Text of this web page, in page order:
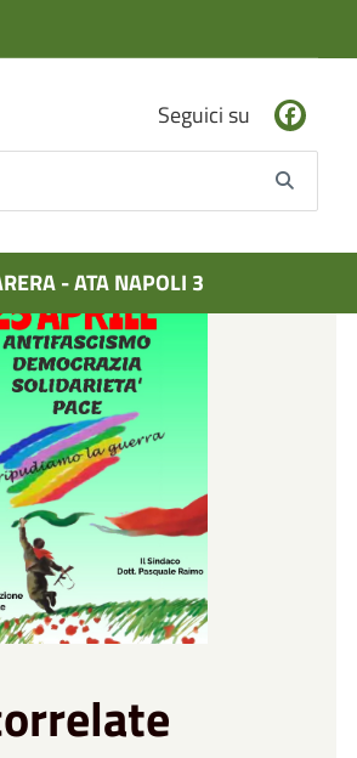
Seguici su
- ATA NAPOLI 3